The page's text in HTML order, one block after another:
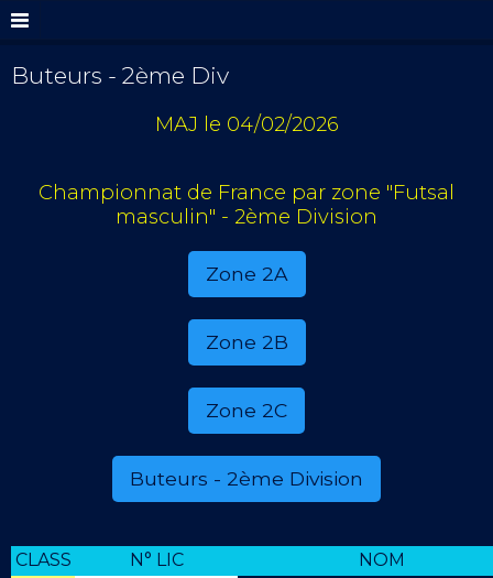
Buteurs - 2ème Div
MAJ le 04/02/2026
Championnat de France par zone "Futsal
masculin" - 2ème Division
Zone 2A
Zone 2B
Zone 2C
Buteurs - 2ème Division
CLASS N° LIC
NOM